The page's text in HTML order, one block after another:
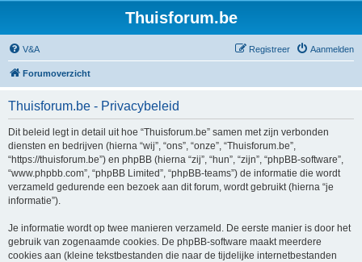
Thuisforum.be
V&A Aanmelden
Registreer
Forumoverzicht
Thuisforum.be - Privacybeleid
Dit beleid legt in detail uit hoe “Thuisforum.be” samen met zijn verbonden
diensten en bedrijven (hierna “wij”, “ons”, “onze”, “Thuisforum.be”,
“https://thuisforum.be”) en phpBB (hierna “zij”, “hun”, “zijn”, “phpBB-software”,
“www.phpbb.com”, “phpBB Limited”, “phpBB-teams”) de informatie die wordt
verzameld gedurende een bezoek aan dit forum, wordt gebruikt (hierna “je
informatie”).
Je informatie wordt op twee manieren verzameld. De eerste manier is door het
gebruik van zogenaamde cookies. De phpBB-software maakt meerdere
cookies aan (kleine tekstbestanden die naar de tijdelijke internetbestanden